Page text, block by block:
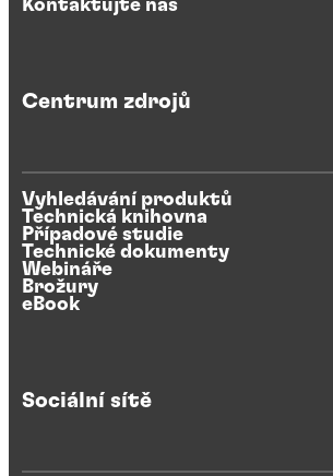
Kontaktujte nás
Centrum zdrojů
Vyhledávání produktů
Technická knihovna
Případové studie
Technické dokumenty
Webináře
Brožury
eBook
Sociální sítě